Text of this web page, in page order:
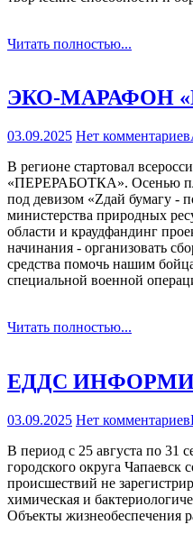
Читать полностью...
ЭКО­-МАРАФОН
03.09.2025 Нет комментариев
В регионе стартовал
«ПЕРЕРАБОТКА». Осенью
под девизом «Zдай бумагу
министерства природных
области и краудфандинг
начинания - организовать
средства помочь нашим
специальной военной
Читать полностью...
ЕДДС
03.09.2025 Нет комментариев
В период с 25 августа по 31
городского округа Чапаевск
происшествий не
химическая и
Объекты жизнеобеспечения